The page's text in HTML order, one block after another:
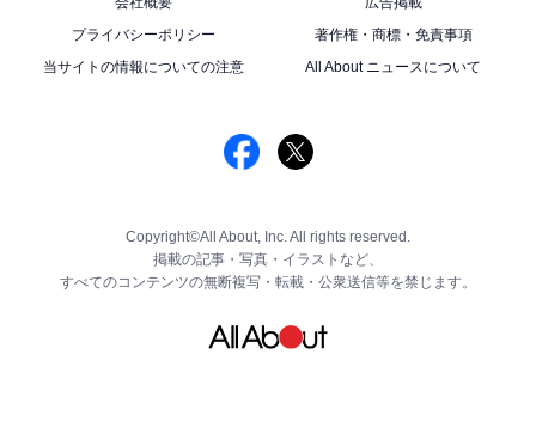
プライバシーポリシー
著作権・商標・免責事項
当サイトの情報についての注意
All About ニュースについて
Copyright©All About, Inc. All rights reserved.
掲載の記事・写真・イラストなど、
すべてのコンテンツの無断複写・転載・公衆送信等を禁じます。